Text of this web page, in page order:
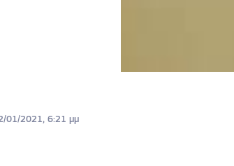
01/2021, 6:21 μμ